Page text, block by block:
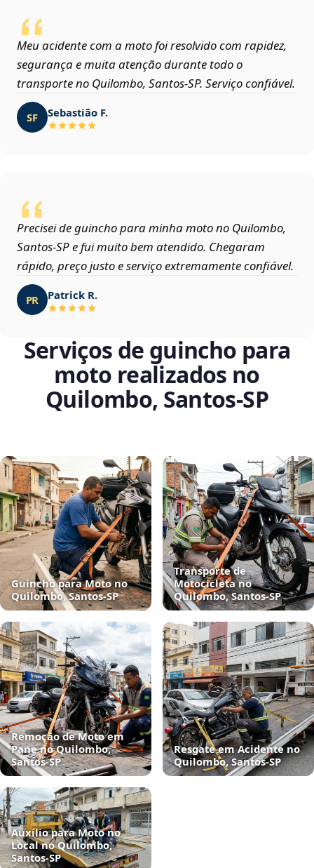
Meu acidente com a moto foi resolvido com rapidez,
segurança e muita atenção durante todo o
transporte no Quilombo, Santos‑SP. Serviço confiável.
SF Sebastião F.
Precisei de guincho para minha moto no Quilombo,
Santos‑SP e fui muito bem atendido. Chegaram
rápido, preço justo e serviço extremamente confiável.
PR Patrick R.
Serviços de guincho para
moto realizados no
Quilombo, Santos‑SP
Guincho para Moto no
Quilombo, Santos‑SP
Transporte de
Motocicleta no
Quilombo, Santos‑SP
Remoção de Moto em
Pane no Quilombo,
Santos‑SP
Resgate em Acidente no
Quilombo, Santos‑SP
Auxílio para Moto no
Local no Quilombo,
Santos‑SP